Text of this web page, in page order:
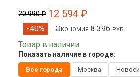
20 990 ₽ 12 594 ₽
-40%
Экономия 8 396 руб.
Товар в наличии
Показать наличие в городе:
Все города Москва